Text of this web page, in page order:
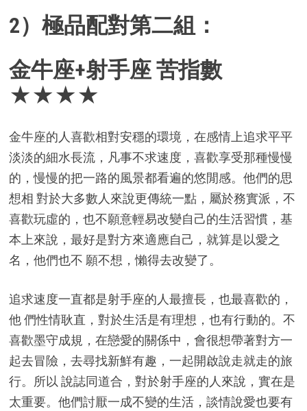
2）極品配對第二組：
金牛座+射手座 苦指數
★★★★
金牛座的人喜歡相對安穩的環境，在感情上追求平平
淡淡的細水長流，凡事不求速度，喜歡享受那種慢慢
的，慢慢的把一路的風景都看遍的悠閒感。他們的思
想相 對於大多數人來說更傳統一點，屬於務實派，不
喜歡玩虛的，也不願意輕易改變自己的生活習慣，基
本上來說，最好是對方來適應自己，就算是以愛之
名，他們也不 願不想，懶得去改變了。
追求速度一直都是射手座的人最擅長，也最喜歡的，
他 們性情耿直，對於生活是有理想，也有行動的。不
喜歡墨守成規，在戀愛的關係中，會很想帶著對方一
起去冒險，去尋找新鮮有趣，一起開啟說走就走的旅
行。所以 說誌同道合，對於射手座的人來說，實在是
太重要。他們討厭一成不變的生活，談情說愛也要有